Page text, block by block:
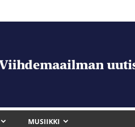
MUSIIKKI